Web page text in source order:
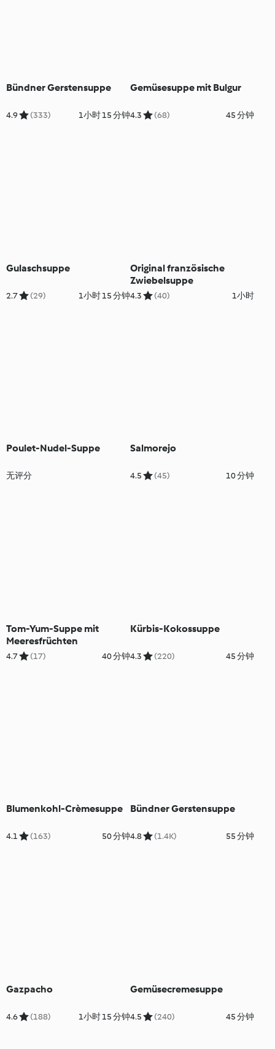
Bündner Gerstensuppe
4.9 (333) 1小时 15 分钟
Gemüsesuppe mit Bulgur
4.3 (68) 45 分钟
Gulaschsuppe
2.7 (29) 1小时 15 分钟
Original französische
Zwiebelsuppe
4.3 (40) 1小时
Poulet-Nudel-Suppe
无评分
Salmorejo
4.5 (45) 10 分钟
Tom-Yum-Suppe mit
Meeresfrüchten
4.7 (17) 40 分钟
Kürbis-Kokossuppe
4.3 (220) 45 分钟
Blumenkohl-Crèmesuppe
4.1 (163) 50 分钟
Bündner Gerstensuppe
4.8 (1.4K) 55 分钟
Gazpacho
4.6 (188) 1小时 15 分钟
Gemüsecremesuppe
4.5 (240) 45 分钟